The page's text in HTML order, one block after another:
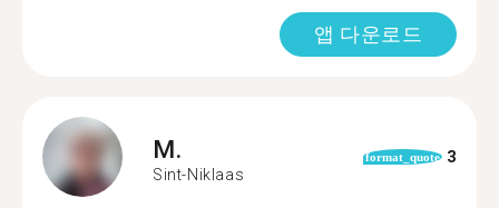
앱 다운로드
M.
Sint-Niklaas
format_quote 3